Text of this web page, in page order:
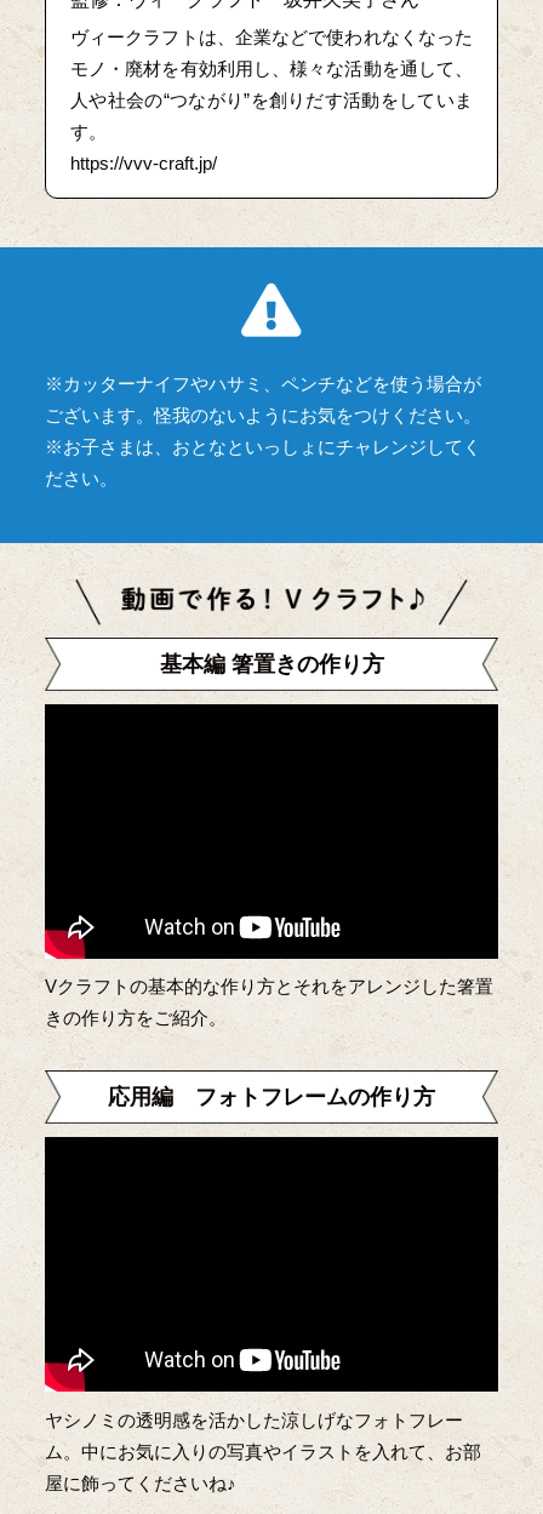
ヴィークラフトは、企業などで使われなくなった
モノ・廃材を有効利用し、様々な活動を通して、
人や社会の“つながり”を創りだす活動をしていま
す。
https://vvv-craft.jp/
※カッターナイフやハサミ、ペンチなどを使う場合が
ございます。怪我のないようにお気をつけください。
※お子さまは、おとなといっしょにチャレンジしてく
ださい。
基本編 箸置きの作り方
Vクラフトの基本的な作り方とそれをアレンジした箸置
きの作り方をご紹介。
応用編 フォトフレームの作り方
ヤシノミの透明感を活かした涼しげなフォトフレー
ム。中にお気に入りの写真やイラストを入れて、お部
屋に飾ってくださいね♪